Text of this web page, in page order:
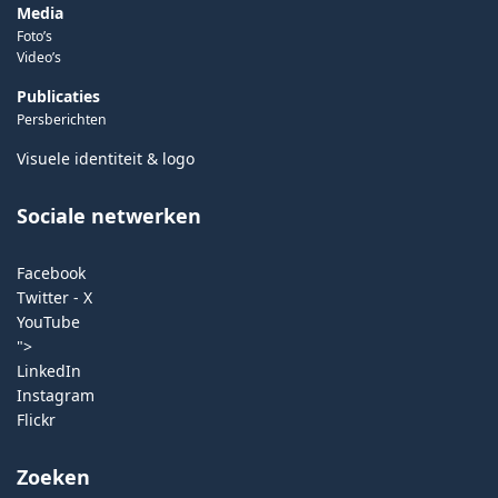
Media
Foto’s
Video’s
Publicaties
Persberichten
Visuele identiteit & logo
Sociale netwerken
Facebook
Twitter - X
YouTube
">
LinkedIn
Instagram
Flickr
Zoeken